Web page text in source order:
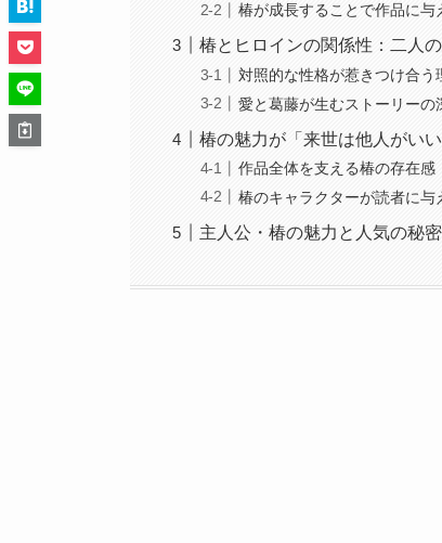
椿が成長することで作品に与
椿とヒロインの関係性：二人
対照的な性格が惹きつけ合う
愛と葛藤が生むストーリーの
椿の魅力が「来世は他人がい
作品全体を支える椿の存在感
椿のキャラクターが読者に与
主人公・椿の魅力と人気の秘